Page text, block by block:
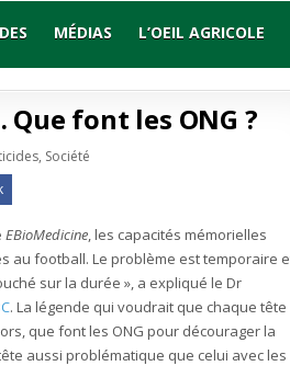
MÉDIAS L’OEIL AGRICOLE
font les ONG ?
, Société
EBioMedicine, les capacités mémorielles
au football. Le problème est temporaire
sur la durée », a expliqué le Dr
. La légende qui voudrait que chaque tête
que font les ONG pour décourager la
aussi problématique que celui avec les